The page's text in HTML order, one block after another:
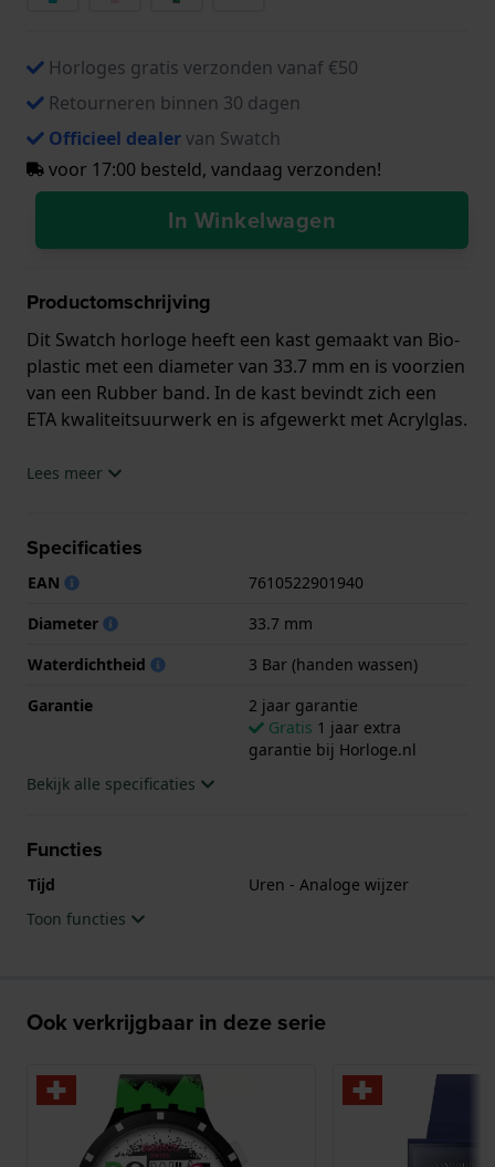
Horloges gratis verzonden vanaf €50
Retourneren binnen 30 dagen
Officieel dealervan Swatch
voor 17:00 besteld, vandaag verzonden!
In Winkelwagen
Productomschrijving
Dit Swatch horloge heeft een kast gemaakt van Bio-
plastic met een diameter van 33.7 mm en is voorzien
van een Rubber band. In de kast bevindt zich een
ETA kwaliteitsuurwerk en is afgewerkt met Acrylglas.
Het horloge is 3ATM. Dit betekent dat het horloge
.
Lees meer
Specificaties
EAN
7610522901940
Diameter
33.7 mm
Waterdichtheid
3 Bar (handen wassen)
Garantie
2 jaar garantie
Gratis 1 jaar extra
garantie bij Horloge.nl
Bekijk alle specificaties
Functies
Tijd
Uren - Analoge wijzer
Toon functies
Ook verkrijgbaar in deze serie